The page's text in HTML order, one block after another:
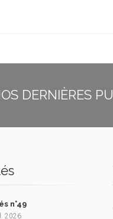
DERNIÈRES
n°49
2026